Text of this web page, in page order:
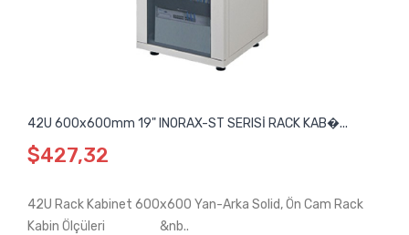
42U 600x600mm 19" INORAX-ST SERISİ RACK KAB�...
$427,32
42U Rack Kabinet 600x600 Yan-Arka Solid, Ön Cam Rack
Kabin Ölçüleri &nb..